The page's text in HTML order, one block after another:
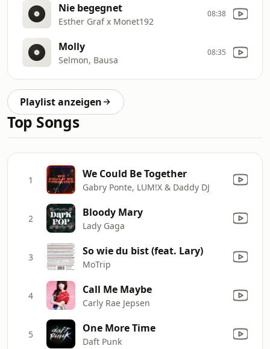
Nie begegnet
Esther Graf x Monet192
08:38
Molly
Selmon, Bausa
08:35
Playlist anzeigen
Top Songs
1 We Could Be Together
Gabry Ponte, LUM!X & Daddy DJ
2 Bloody Mary
Lady Gaga
3 So wie du bist (feat. Lary)
MoTrip
4 Call Me Maybe
Carly Rae Jepsen
5 One More Time
Daft Punk